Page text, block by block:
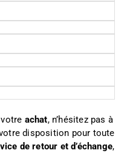
votre achat, n’hésitez pas à
disposition pour toute
de retour et d’échange,